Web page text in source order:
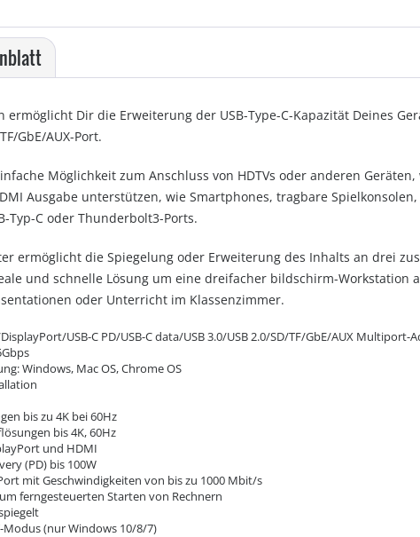
ermöglicht Dir die Erweiterung der USB-Type-C-Kapazität Deines
GbE/AUX-Port.
Möglichkeit zum Anschluss von HDTVs oder anderen
Ausgabe unterstützen, wie Smartphones, tragbare
Typ-C oder Thunderbolt3-Ports.
ermöglicht die Spiegelung oder Erweiterung des Inhalts an drei
und schnelle Lösung um eine dreifacher bildschirm-Workstation
oder Unterricht im Klassenzimmer.
USB-C PD/USB-C data/USB 3.0/USB 2.0/SD/TF/GbE/AUX Multiport-
Windows, Mac OS, Chrome OS
bis zu 4K bei 60Hz
bis 4K, 60Hz
und HDMI
(PD) bis 100W
mit Geschwindigkeiten von bis zu 1000 Mbit/s
ferngesteuerten Starten von Rechnern
(nur Windows 10/8/7)